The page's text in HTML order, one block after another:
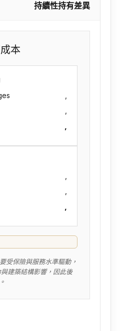
持續性持有差異
本
,
,
受保險與服務水準驅動，
建築結構影響，因此後